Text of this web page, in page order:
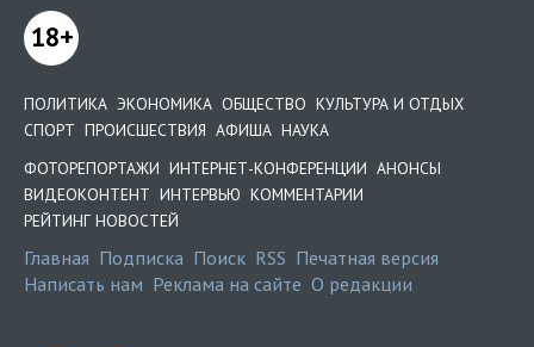
18+
ПОЛИТИКА ЭКОНОМИКА ОБЩЕСТВО КУЛЬТУРА И ОТДЫХ
СПОРТ ПРОИСШЕСТВИЯ АФИША НАУКА
ФОТОРЕПОРТАЖИ ИНТЕРНЕТ-КОНФЕРЕНЦИИ АНОНСЫ
ВИДЕОКОНТЕНТ ИНТЕРВЬЮ КОММЕНТАРИИ
РЕЙТИНГ НОВОСТЕЙ
Главная Подписка Поиск RSS Печатная версия
Написать нам Реклама на сайте О редакции